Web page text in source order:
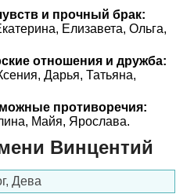
и прочный брак:
Елизавета, Ольга,
отношения и дружба:
Дарья, Татьяна,
противоречия:
Майя, Ярослава.
Винцентий
Дева